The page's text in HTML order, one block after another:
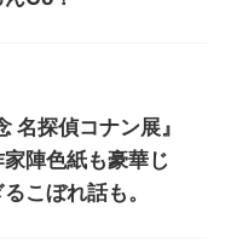
名探偵コナン展』
陣色紙も豪華じ
こぼれ話も。